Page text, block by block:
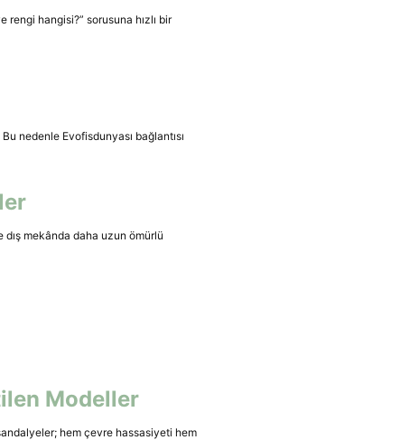
hangisi?” sorusuna hızlı bir
nedenle Evofisdunyası bağlantısı
dış mekânda daha uzun ömürlü
Modeller
hem çevre hassasiyeti hem